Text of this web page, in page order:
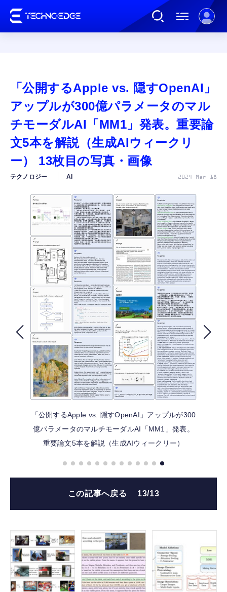
AI
ガジェット
ゲーム
カルチャー
公式ストア
FOLLOW US
「公開するApple vs. 隠すOpenAI」
アップルが300億パラメータのマル
チモーダルAI「MM1」発表。重要論
文5本を解説（生成AIウィークリ
ー） 13枚目の写真・画像
テクノロジー AI 2024 Mar 18
「公開するApple vs. 隠すOpenAI」アップルが300
億パラメータのマルチモーダルAI「MM1」発表。
重要論文5本を解説（生成AIウィークリー）
この記事へ戻る 13/13